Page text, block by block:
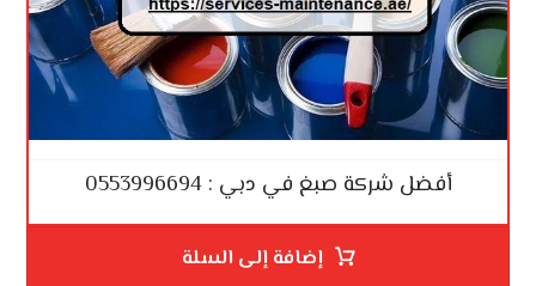
أفضل شركة صبغ في دبي : 0553996694
إضافة إلى السلة